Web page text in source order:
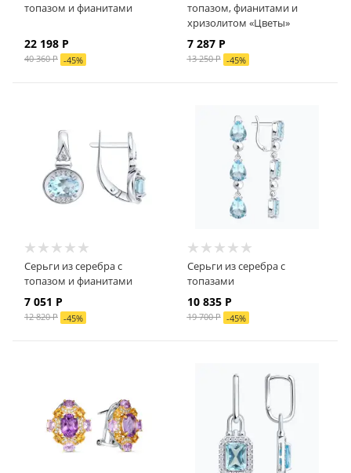
топазом и фианитами
22 198 Р
40 360Р -45%
топазом, фианитами и
хризолитом «Цветы»
7 287Р
13 250Р -45%
Серьги из серебра с
топазом и фианитами
7 051 Р
12 820Р -45%
Серьги из серебра с
топазами
10 835Р
19 700Р -45%